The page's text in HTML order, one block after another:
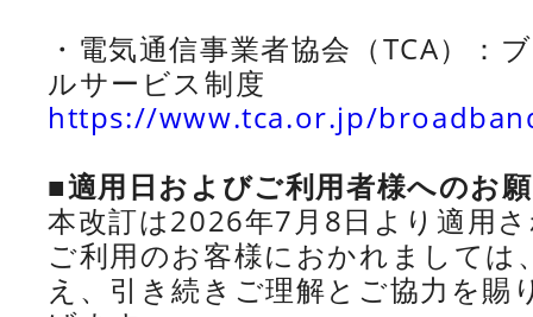
・電気通信事業者協会（TCA）：
ルサービス制度
https://www.tca.or.jp/
■適用日およびご利用者様へのお
本改訂は2026年7月8日より適用
ご利用のお客様におかれましては
え、引き続きご理解とご協力を賜